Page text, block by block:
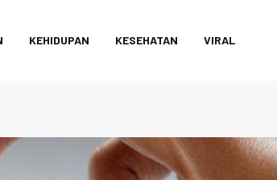
KEHIDUPAN KESEHATAN VIRAL